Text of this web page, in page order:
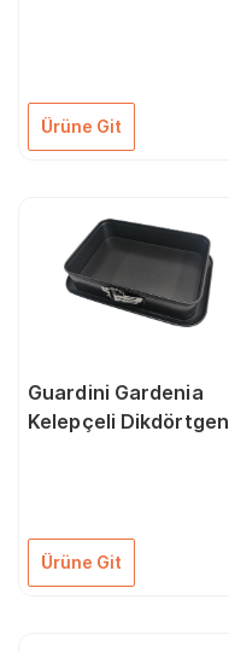
Ürüne Git
Guardini Gardenia
Kelepçeli Dikdörtgen
Ürüne Git